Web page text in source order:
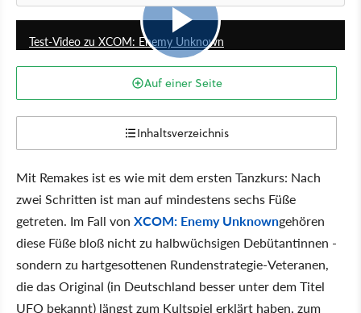
7:20
Test-Video zu XCOM: Enemy Unknown
Auf einer Seite
Inhaltsverzeichnis
Mit Remakes ist es wie mit dem ersten Tanzkurs: Nach
zwei Schritten ist man auf mindestens sechs Füße
getreten. Im Fall von XCOM: Enemy Unknowngehören
diese Füße bloß nicht zu halbwüchsigen Debütantinnen -
sondern zu hartgesottenen Rundenstrategie-Veteranen,
die das Original (in Deutschland besser unter dem Titel
UFO bekannt) längst zum Kultspiel erklärt haben, zum